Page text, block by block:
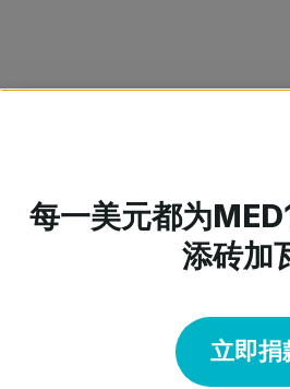
如需表达参与意向或索取更
邮件至：
每一美元都为
添砖加
立即捐